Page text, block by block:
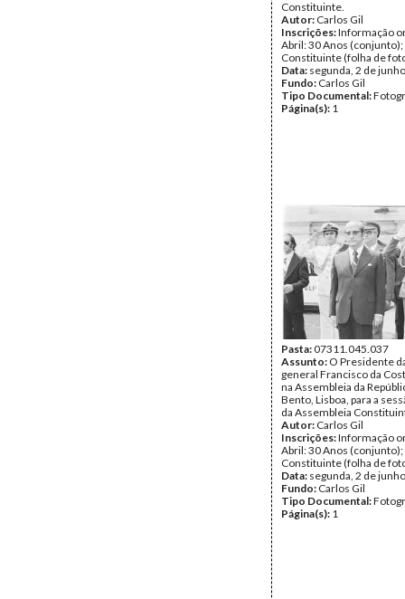
Constituinte.
Autor: Carlos Gil
Inscrições:Informação
Abril: 30 Anos
Constituinte (folha de
Data: segunda, 2 de
Fundo: Carlos Gil
Tipo Documental:
Página(s): 1
Pasta:07311.045.037
Assunto: O Presidente
general Francisco da
na Assembleia da
Bento, Lisboa, para a
da Assembleia
Autor: Carlos Gil
Inscrições:Informação
Abril: 30 Anos
Constituinte (folha de
Data: segunda, 2 de
Fundo: Carlos Gil
Tipo Documental:
Página(s): 1